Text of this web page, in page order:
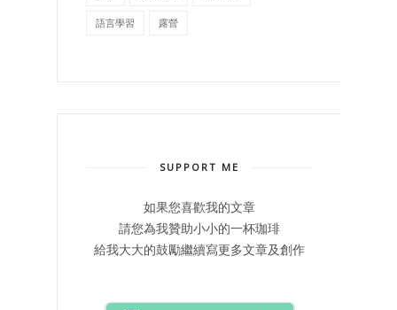
語言學習 露營
SUPPORT ME
如果您喜歡我的文章
請您為我贊助小小的一杯珈琲
給我大大的鼓勵繼續寫更多文章及創作